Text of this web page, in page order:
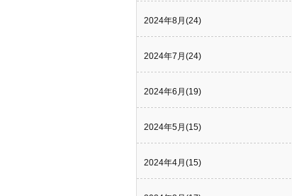
2024年8月(24)
2024年7月(24)
2024年6月(19)
2024年5月(15)
2024年4月(15)